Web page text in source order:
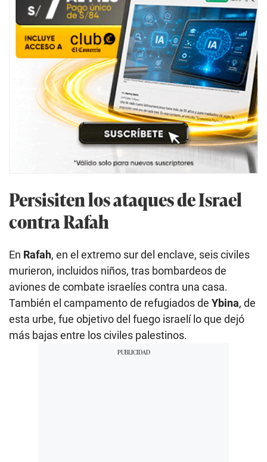
Persisiten los ataques de Israel
contra Rafah
En Rafah, en el extremo sur del enclave, seis civiles
murieron, incluidos niños, tras bombardeos de
aviones de combate israelíes contra una casa.
También el campamento de refugiados de Ybina, de
esta urbe, fue objetivo del fuego israelí lo que dejó
más bajas entre los civiles palestinos.